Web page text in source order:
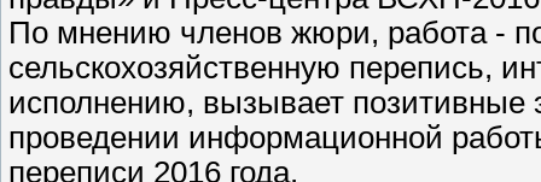
По мнению членов жюри, работа -
сельскохозяйственную перепись,
исполнению, вызывает
проведении информационной
переписи 2016 года.